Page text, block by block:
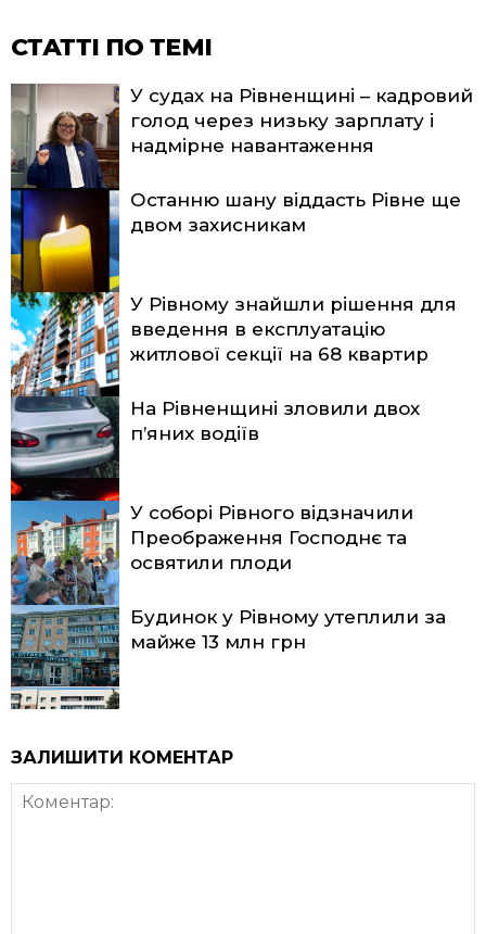
СТАТТІ ПО ТЕМІ
У судах на Рівненщині – кадровий
голод через низьку зарплату і
надмірне навантаження
Останню шану віддасть Рівне ще
двом захисникам
У Рівному знайшли рішення для
введення в експлуатацію
житлової секції на 68 квартир
На Рівненщині зловили двох
п’яних водіїв
У соборі Рівного відзначили
Преображення Господнє та
освятили плоди
Будинок у Рівному утеплили за
майже 13 млн грн
ЗАЛИШИТИ КОМЕНТАР